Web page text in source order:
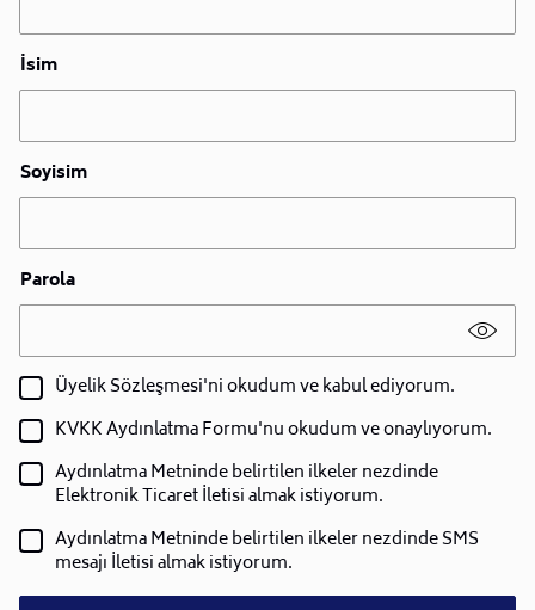
İsim
Soyisim
Parola
Üyelik Sözleşmesi'ni okudum ve kabul ediyorum.
KVKK Aydınlatma Formu'nu okudum ve onaylıyorum.
Aydınlatma Metninde belirtilen ilkeler nezdinde
Elektronik Ticaret İletisi almak istiyorum.
Aydınlatma Metninde belirtilen ilkeler nezdinde SMS
mesajı İletisi almak istiyorum.